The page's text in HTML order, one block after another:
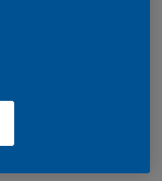
online
we werken